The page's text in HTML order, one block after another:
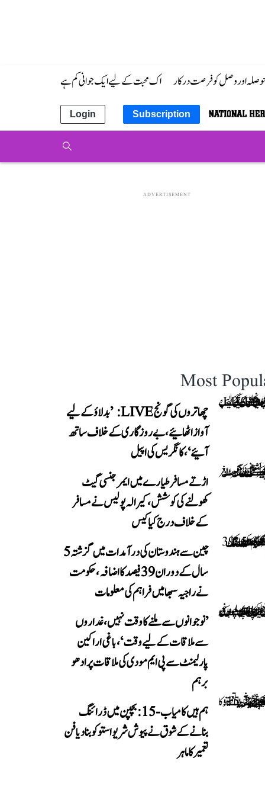
حوصلہ اور وصل کو فرصت درکار اک محبت کے لیے ایک جوانی کم ہے
Subscription
Login
ADVERTISEMENT
Most
چھاتروں کی گونج LIVE: ’بدلاؤ کے لیے
آواز اٹھائیے، بے روزگاری کے خلاف ساتھ
آئیے‘، کانگریس کی اپیل
اڑتے مسافر طیارے میں ایمرجنسی گیٹ
کھولنے کی کوشش، کیرالہ پولیس نے مسافر
کے خلاف درج کیا کیس
چین سے ہندوستان کی درآمدات میں گزشتہ 5
سال کے دوران 39 فیصد کا اضافہ، حکومت
نے راجیہ سبھا میں فراہم کی معلومات
’نوجوانوں سے ملنے کا وقت نہیں، غداروں
سے ملاقات کے لیے وقت‘، باغی اراکین
پارلیمنٹ سے پی ایم مودی کی ملاقات پر ادھو
برہم
ہم ہیں کامیاب-15: بچپن میں ڈرائنگ
بنانے کے شوق نے پیوش شریواستو کو بنا دیا فن
تعمیر کا ماہر